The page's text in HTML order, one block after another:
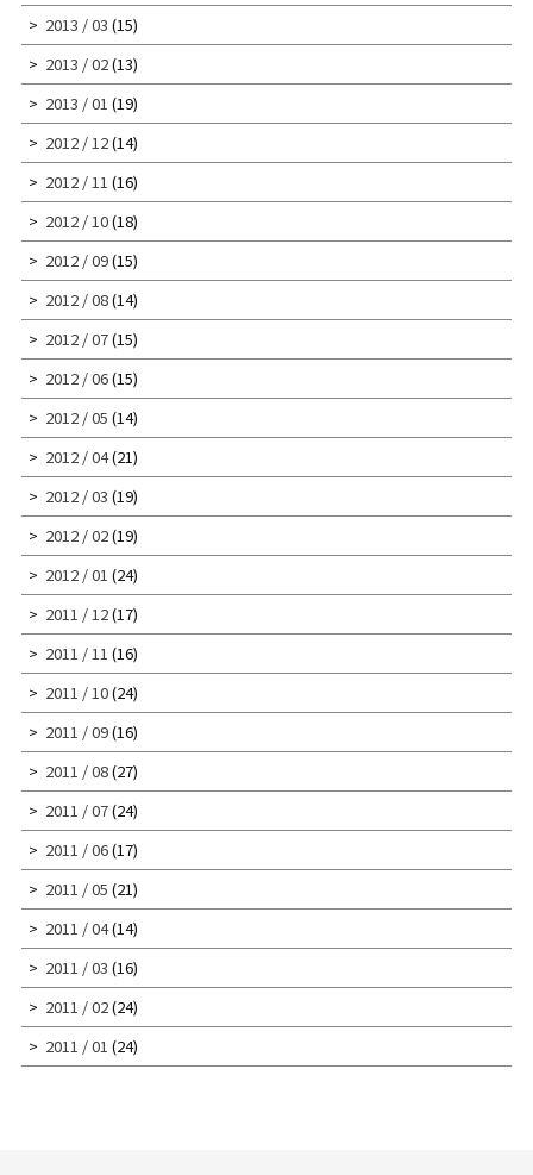
2013 / 03 (15)
2013 / 02(13)
2013 / 01 (19)
2012 / 12(14)
2012 / 11 (16)
2012 / 10(18)
2012 / 09(15)
2012 / 08(14)
2012 / 07(15)
2012 / 06(15)
2012 / 05 (14)
2012 / 04(21)
2012 / 03 (19)
2012 / 02(19)
2012 / 01 (24)
2011 / 12(17)
2011 / 11 (16)
2011 / 10(24)
2011 / 09(16)
2011 / 08(27)
2011 / 07(24)
2011 / 06(17)
2011 / 05 (21)
2011 / 04(14)
2011 / 03 (16)
2011 / 02(24)
2011 / 01 (24)